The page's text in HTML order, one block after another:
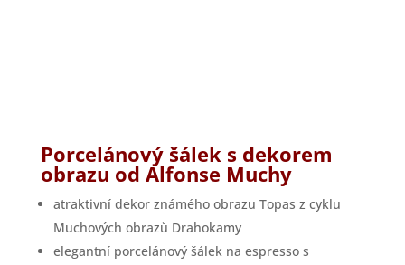
Porcelánový šálek s dekorem
obrazu od Alfonse Muchy
atraktivní dekor známého obrazu Topas z cyklu
Muchových obrazů Drahokamy
elegantní porcelánový šálek na espresso s